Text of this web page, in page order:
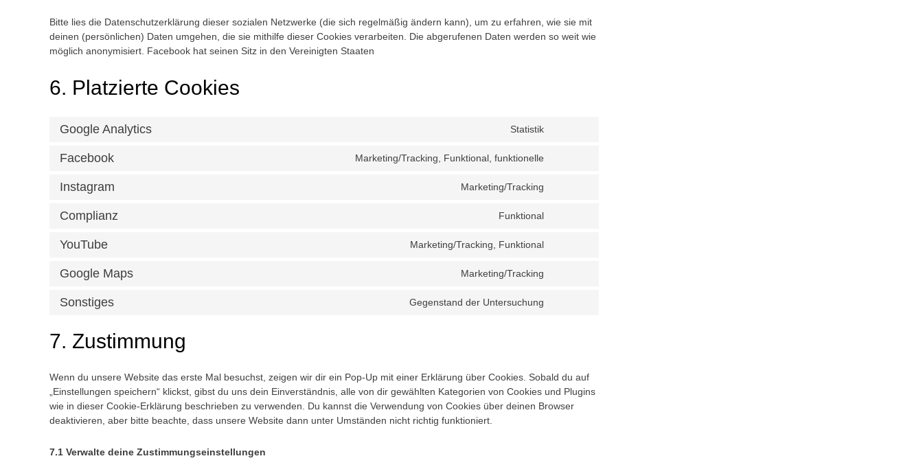
Bitte lies die Datenschutzerklärung dieser sozialen Netzwerke (die sich regelmäßig ändern kann), um zu erfahren, wie sie mit
deinen (persönlichen) Daten umgehen, die sie mithilfe dieser Cookies verarbeiten. Die abgerufenen Daten werden so weit wie
möglich anonymisiert. Facebook hat seinen Sitz in den Vereinigten Staaten
6. Platzierte Cookies
Google Analytics Statistik
Facebook Marketing/Tracking, Funktional, funktionelle
Instagram Marketing/Tracking
Complianz Funktional
YouTube Marketing/Tracking, Funktional
Google Maps Marketing/Tracking
Sonstiges Gegenstand der Untersuchung
7. Zustimmung
Wenn du unsere Website das erste Mal besuchst, zeigen wir dir ein Pop-Up mit einer Erklärung über Cookies. Sobald du auf
„Einstellungen speichern“ klickst, gibst du uns dein Einverständnis, alle von dir gewählten Kategorien von Cookies und Plugins
wie in dieser Cookie-Erklärung beschrieben zu verwenden. Du kannst die Verwendung von Cookies über deinen Browser
deaktivieren, aber bitte beachte, dass unsere Website dann unter Umständen nicht richtig funktioniert.
7.1 Verwalte deine Zustimmungseinstellungen